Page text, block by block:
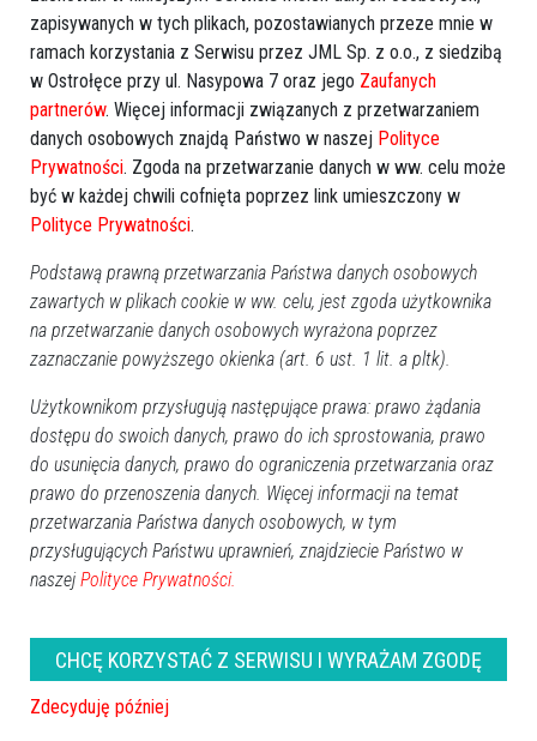
Patrol Szkolny, czyli wspólna
akcja ostrołęckiej policji i
straży miejskiej.
Podejrzany o serie kradzieży
trafił w ręce policji
Śmiertelny wypadek na
krajowej 61 [ZDJĘCIA]
Potrącenie na Alei Jana
Pawła II. Kobieta trafiła do
nie żyją [WIDEO]
zapisywanych w tych plikach, pozostawianych przeze mnie w
ramach korzystania z Serwisu przez JML Sp. z o.o., z siedzibą
w Ostrołęce przy ul. Nasypowa 7 oraz jego Zaufanych
partnerów. Więcej informacji związanych z przetwarzaniem
danych osobowych znajdą Państwo w naszej Polityce
Prywatności. Zgoda na przetwarzanie danych w ww. celu może
być w każdej chwili cofnięta poprzez link umieszczony w
Polityce Prywatności.
Podstawą prawną przetwarzania Państwa danych osobowych
zawartych w plikach cookie w ww. celu, jest zgoda użytkownika
na przetwarzanie danych osobowych wyrażona poprzez
zaznaczanie powyższego okienka (art. 6 ust. 1 lit. a pltk).
Użytkownikom przysługują następujące prawa: prawo żądania
dostępu do swoich danych, prawo do ich sprostowania, prawo
do usunięcia danych, prawo do ograniczenia przetwarzania oraz
prawo do przenoszenia danych. Więcej informacji na temat
przetwarzania Państwa danych osobowych, w tym
przysługujących Państwu uprawnień, znajdziecie Państwo w
naszej Polityce Prywatności.
CHCĘ KORZYSTAĆ Z SERWISU I WYRAŻAM ZGODĘ
Zdecyduję później